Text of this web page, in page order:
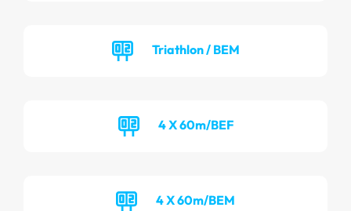
Triathlon / BEM
4 X 60m/BEF
4 X 60m/BEM